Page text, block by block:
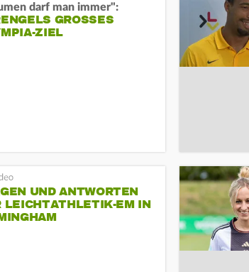
darf man immer":
GROSSES O
ZIEL
UND ANTWORTEN
LEICHTATHLETIK-EM IN